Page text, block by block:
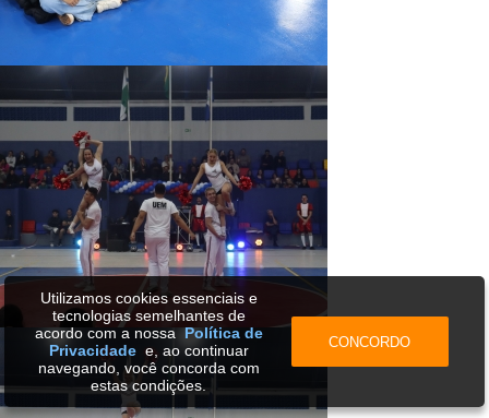
Utilizamos cookies essenciais e
tecnologias semelhantes de
acordo com a nossaPolítica de
Privacidadee, ao continuar
navegando, você concorda com
estas condições.
CONCORDO